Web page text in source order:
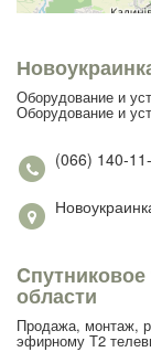
Оборудование и
Оборудование и
(066) 140-
области
Продажа, монтаж,
эфирному Т2